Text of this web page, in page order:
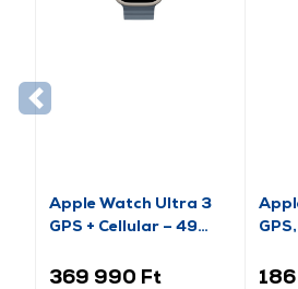
Apple Watch Ultra 3
GPS + Cellular – 49
acélkék óceán szíj
369 990 Ft